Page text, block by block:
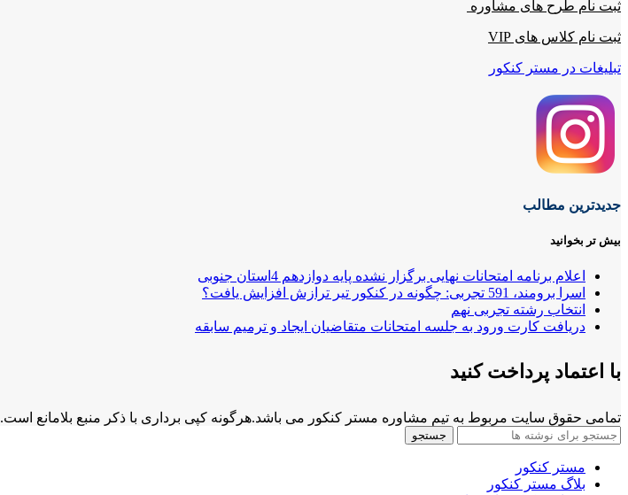
ثبت نام طرح های مشاوره
ثبت نام کلاس های VIP
تبلیغات در مستر کنکور
جدیدترین مطالب
بیش تر بخوانید
اعلام برنامه امتحانات نهایی برگزار نشده پایه دوازدهم 4استان جنوبی
اسرا برومند، 591 تجربی: چگونه در کنکور تیر ترازش افزایش یافت؟
انتخاب رشته تجربی نهم
دریافت کارت ورود به جلسه امتحانات متقاضیان ایجاد و ترمیم سابقه
با اعتماد پرداخت کنید
تمامی حقوق سایت مربوط به تیم مشاوره مستر کنکور می باشد.هرگونه کپی برداری با ذکر منبع بلامانع است.
جستجو
مستر کنکور
بلاگ مستر کنکور